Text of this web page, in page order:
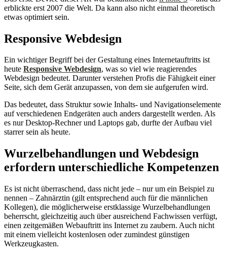
erblickte erst 2007 die Welt. Da kann also nicht einmal theoretisch
etwas optimiert sein.
Responsive Webdesign
Ein wichtiger Begriff bei der Gestaltung eines Internetauftritts ist
heute Responsive Webdesign, was so viel wie reagierendes
Webdesign bedeutet. Darunter verstehen Profis die Fähigkeit einer
Seite, sich dem Gerät anzupassen, von dem sie aufgerufen wird.
Das bedeutet, dass Struktur sowie Inhalts- und Navigationselemente
auf verschiedenen Endgeräten auch anders dargestellt werden. Als
es nur Desktop-Rechner und Laptops gab, durfte der Aufbau viel
starrer sein als heute.
Wurzelbehandlungen und Webdesign
erfordern unterschiedliche Kompetenzen
Es ist nicht überraschend, dass nicht jede – nur um ein Beispiel zu
nennen – Zahnärztin (gilt entsprechend auch für die männlichen
Kollegen), die möglicherweise erstklassige Wurzelbehandlungen
beherrscht, gleichzeitig auch über ausreichend Fachwissen verfügt,
einen zeitgemäßen Webauftritt ins Internet zu zaubern. Auch nicht
mit einem vielleicht kostenlosen oder zumindest günstigen
Werkzeugkasten.